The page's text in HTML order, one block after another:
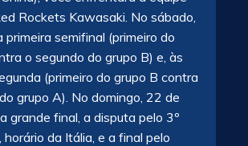
Rockets Kawasaki. No sábado,
primeira semifinal (primeiro do
o segundo do grupo B) e, às
(primeiro do grupo B contra
grupo A). No domingo, 22 de
grande final, a disputa pelo 3º
horário da Itália, e a final pelo